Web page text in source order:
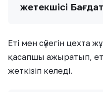
жетекшісі
Еті мен сүйегін цехта
қасапшы ажыратып,
жеткізіп келеді.